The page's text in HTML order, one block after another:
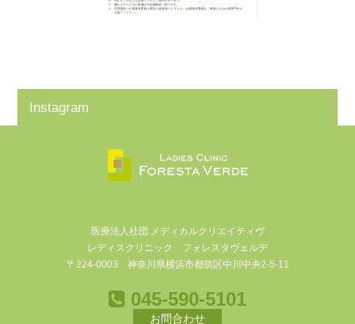
Instagram
医療法人社団 メディカルクリエイティヴ
レディスクリニック フォレスタヴェルデ
〒224-0003 神奈川県横浜市都筑区中川中央2-5-11
045-590-5101
お問合わせ